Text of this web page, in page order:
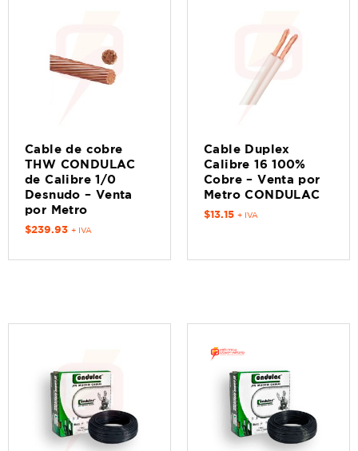
Cable de cobre
THW CONDULAC
de Calibre 1/0
Desnudo – Venta
por Metro
$239.93 + IVA
Cable Duplex
Calibre 16 100%
Cobre – Venta por
Metro CONDULAC
$13.15 + IVA